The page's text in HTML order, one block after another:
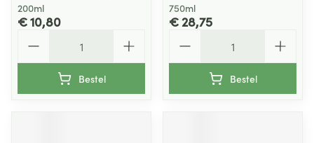
200ml
€ 10,80
Bestel
750ml
€ 28,75
Bestel